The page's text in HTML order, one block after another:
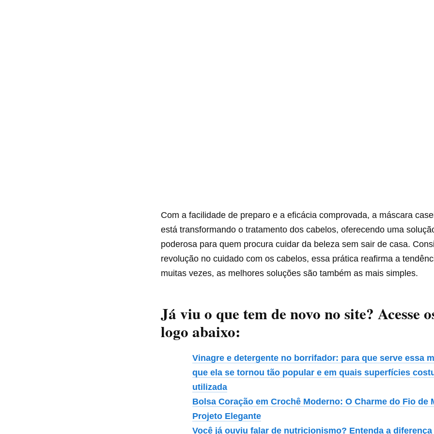
Com a facilidade de preparo e a eficácia comprovada, a máscara
está transformando o tratamento dos cabelos, oferecendo uma
poderosa para quem procura cuidar da beleza sem sair de casa.
revolução no cuidado com os cabelos, essa prática reafirma a
muitas vezes, as melhores soluções são também as mais simples.
Já viu o que tem de novo no site? Acesse
logo abaixo:
Vinagre e detergente no borrifador: para que serve essa
que ela se tornou tão popular e em quais superfícies
utilizada
Bolsa Coração em Crochê Moderno: O Charme do Fio de
Projeto Elegante
Você já ouviu falar de nutricionismo? Entenda a